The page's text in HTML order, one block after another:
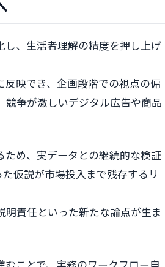
し、生活者理解の精度を押し上げ
映でき、企画段階での視点の偏
競争が激しいデジタル広告や商品
め、実データとの継続的な検証
仮説が市場投入まで残存するリ
責任といった新たな論点が生ま